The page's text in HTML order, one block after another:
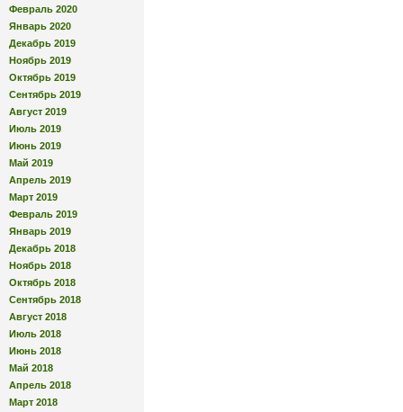
Февраль 2020
Январь 2020
Декабрь 2019
Ноябрь 2019
Октябрь 2019
Сентябрь 2019
Август 2019
Июль 2019
Июнь 2019
Май 2019
Апрель 2019
Март 2019
Февраль 2019
Январь 2019
Декабрь 2018
Ноябрь 2018
Октябрь 2018
Сентябрь 2018
Август 2018
Июль 2018
Июнь 2018
Май 2018
Апрель 2018
Март 2018